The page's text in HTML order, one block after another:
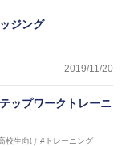
センス・JFA公認フ
VIGORE 監督
ンス・日本サッカー
ジング
2019/11/20
ップワークトレーニ
校生向け #トレーニング